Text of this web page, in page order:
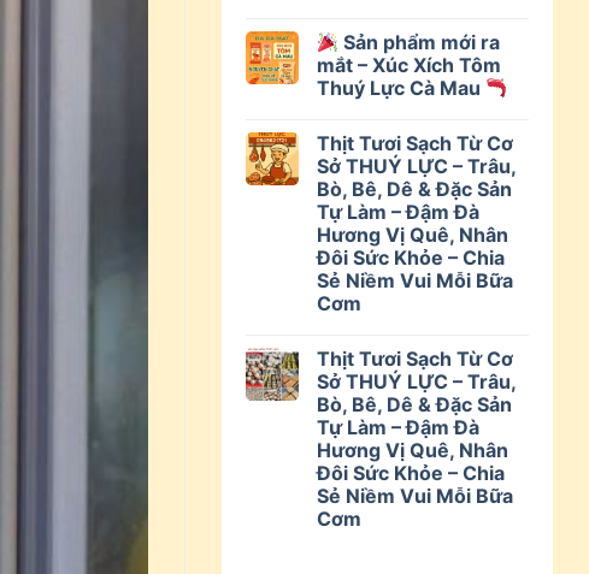
Sản phẩm mới ra
mắt – Xúc Xích Tôm
Thuý Lực Cà Mau
Thịt Tươi Sạch Từ Cơ
Sở THUÝ LỰC – Trâu,
Bò, Bê, Dê & Đặc Sản
Tự Làm – Đậm Đà
Hương Vị Quê, Nhân
Đôi Sức Khỏe – Chia
Sẻ Niềm Vui Mỗi Bữa
Cơm
Thịt Tươi Sạch Từ Cơ
Sở THUÝ LỰC – Trâu,
Bò, Bê, Dê & Đặc Sản
Tự Làm – Đậm Đà
Hương Vị Quê, Nhân
Đôi Sức Khỏe – Chia
Sẻ Niềm Vui Mỗi Bữa
Cơm